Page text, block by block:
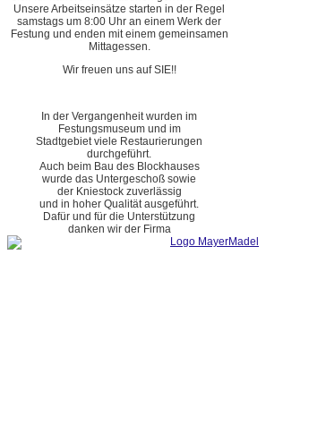
Unsere Arbeitseinsätze starten in der Regel
samstags um 8:00 Uhr an einem Werk der
Festung und enden mit einem gemeinsamen
Mittagessen.
Wir freuen uns auf SIE!!
In der Vergangenheit wurden im
Festungsmuseum und im
Stadtgebiet viele Restaurierungen
durchgeführt.
Auch beim Bau des Blockhauses
wurde das Untergeschoß sowie
der Kniestock zuverlässig
und in hoher Qualität ausgeführt.
Dafür und für die Unterstützung
danken wir der Firma